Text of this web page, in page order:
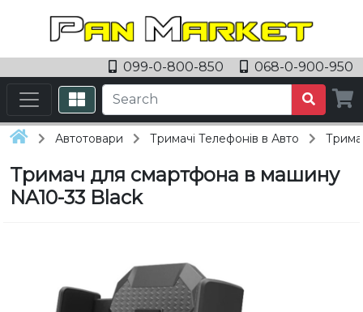
099-0-800-850 068-0-900-950
Автотовари Тримачі Телефонів в Авто
Тримач для смартфона в машину
NA10-33 Black